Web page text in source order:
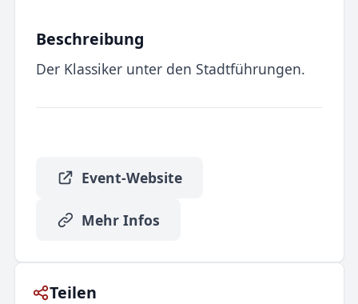
Beschreibung
Der Klassiker unter den Stadtführungen.
Event-Website
Mehr Infos
Teilen